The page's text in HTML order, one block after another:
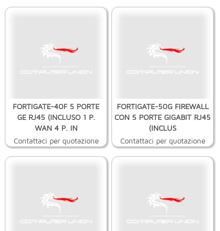
FORTIGATE-40F 5 PORTE
GE RJ45 (INCLUSO 1 P.
WAN 4 P. IN
Contattaci per quotazione
FORTIGATE-50G FIREWALL
CON 5 PORTE GIGABIT RJ45
(INCLUS
Contattaci per quotazione